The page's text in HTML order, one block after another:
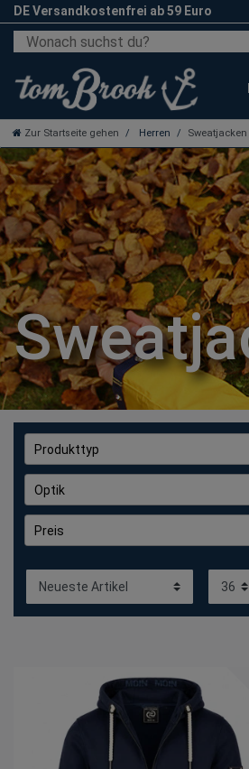
DE Versandkostenfrei ab 59 Euro
Zur Startseite gehen Herren Sweatjacken
Produkttyp
Jacke
Sweatjacke
Optik
gestreift
unifarben
Preis